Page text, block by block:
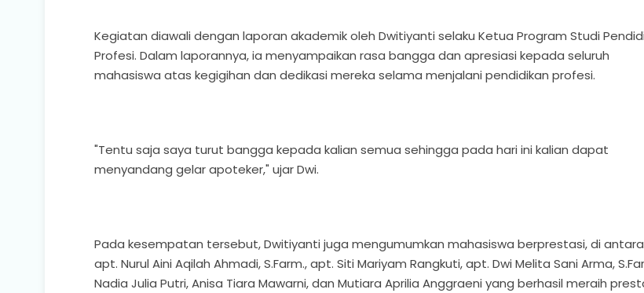
Kegiatan diawali dengan laporan akademik oleh Dwitiyanti selaku Ketua Program Studi
Profesi. Dalam laporannya, ia menyampaikan rasa bangga dan apresiasi kepada seluruh
mahasiswa atas kegigihan dan dedikasi mereka selama menjalani pendidikan profesi.
"Tentu saja saya turut bangga kepada kalian semua sehingga pada hari ini kalian dapat
menyandang gelar apoteker," ujar Dwi.
Pada kesempatan tersebut, Dwitiyanti juga mengumumkan mahasiswa berprestasi, di
apt. Nurul Aini Aqilah Ahmadi, S.Farm., apt. Siti Mariyam Rangkuti, apt. Dwi Melita Sani Arma,
Nadia Julia Putri, Anisa Tiara Mawarni, dan Mutiara Aprilia Anggraeni yang berhasil meraih